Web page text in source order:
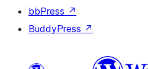
bbPress ↗
BuddyPress ↗